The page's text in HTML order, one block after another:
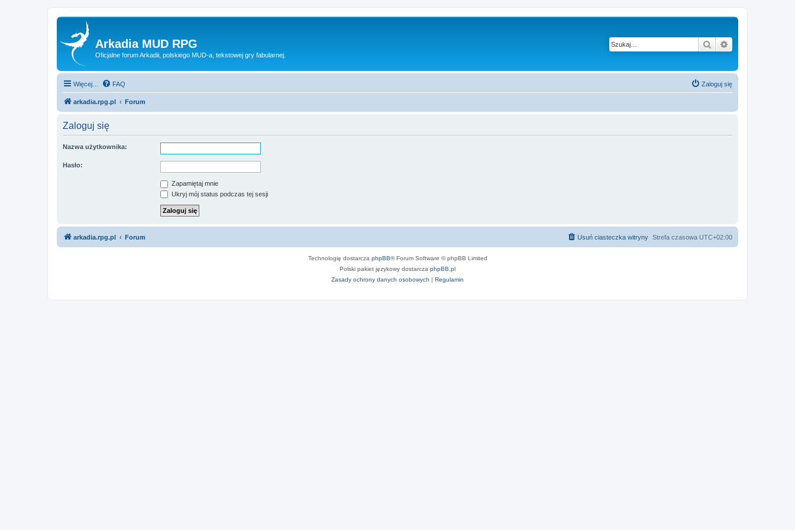
Arkadia MUD RPG
Oficjalne forum Arkadii, polskiego MUD-a, tekstowej gry fabularnej.
Szukaj
Więcej… FAQ Zaloguj się
arkadia.rpg.pl Forum
Zaloguj się
Nazwa użytkownika:
Hasło:
Zapamiętaj mnie
Ukryj mój status podczas tej sesji
arkadia.rpg.pl Forum Strefa czasowa UTC+02:00
Usuń ciasteczka witryny
Technologię dostarcza phpBB® Forum Software © phpBB Limited
Polski pakiet językowy dostarcza phpBB.pl
Zasady ochrony danych osobowych | Regulamin